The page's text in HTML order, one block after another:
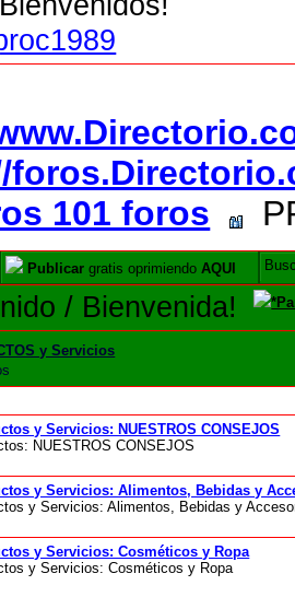
101 foros
Publicar gratis oprimiendoAQUI
/ Bienvenida!
y Servicios
y Servicios: NUESTROS CONSEJOS
NUESTROS CONSEJOS
y Servicios: Alimentos, Bebidas y
y Servicios: Alimentos, Bebidas y
y Servicios: Cosméticos y Ropa
y Servicios: Cosméticos y Ropa